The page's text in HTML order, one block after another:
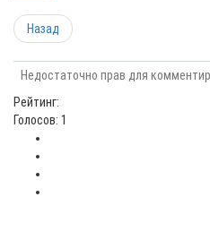
Назад
Недостаточно прав для
Рейтинг:
Голосов: 1